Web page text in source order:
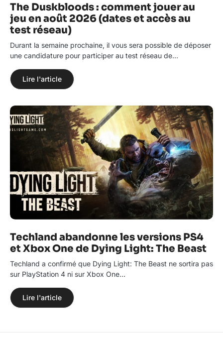
The Duskbloods : comment jouer au
jeu en août 2026 (dates et accès au
test réseau)
Durant la semaine prochaine, il vous sera possible de déposer
une candidature pour participer au test réseau de…
Lire l'article
Techland abandonne les versions PS4
et Xbox One de Dying Light: The Beast
Techland a confirmé que Dying Light: The Beast ne sortira pas
sur PlayStation 4 ni sur Xbox One…
Lire l'article